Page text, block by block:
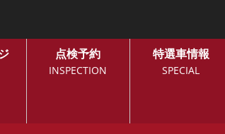
点検予約
INSPECTION
特選車情報
SPECIAL